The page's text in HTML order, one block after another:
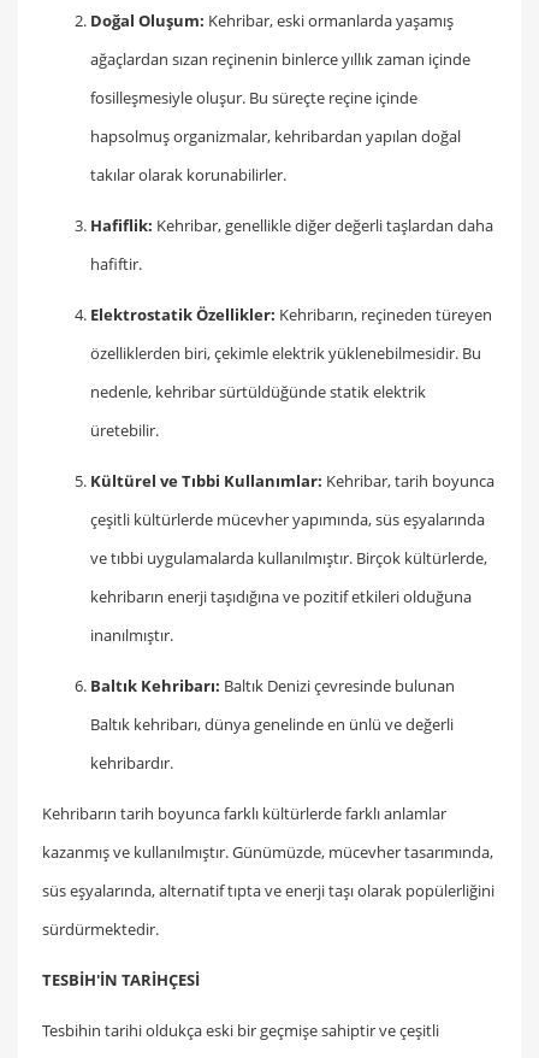
Doğal Oluşum: Kehribar, eski ormanlarda yaşamış
ağaçlardan sızan reçinenin binlerce yıllık zaman içinde
fosilleşmesiyle oluşur. Bu süreçte reçine içinde
hapsolmuş organizmalar, kehribardan yapılan doğal
takılar olarak korunabilirler.
Hafiflik: Kehribar, genellikle diğer değerli taşlardan daha
hafiftir.
Elektrostatik Özellikler: Kehribarın, reçineden türeyen
özelliklerden biri, çekimle elektrik yüklenebilmesidir. Bu
nedenle, kehribar sürtüldüğünde statik elektrik
üretebilir.
Kültürel ve Tıbbi Kullanımlar: Kehribar, tarih boyunca
çeşitli kültürlerde mücevher yapımında, süs eşyalarında
ve tıbbi uygulamalarda kullanılmıştır. Birçok kültürlerde,
kehribarın enerji taşıdığına ve pozitif etkileri olduğuna
inanılmıştır.
Baltık Kehribarı: Baltık Denizi çevresinde bulunan
Baltık kehribarı, dünya genelinde en ünlü ve değerli
kehribardır.
Kehribarın tarih boyunca farklı kültürlerde farklı anlamlar
kazanmış ve kullanılmıştır. Günümüzde, mücevher tasarımında,
süs eşyalarında, alternatif tıpta ve enerji taşı olarak popülerliğini
sürdürmektedir.
TESBİH'İN TARİHÇESİ
Tesbihin tarihi oldukça eski bir geçmişe sahiptir ve çeşitli